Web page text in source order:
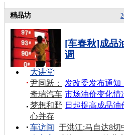
精品坊
[车春秋]成品
调
发改委发布通知
市场油价变化情
日起提高成品
大讲堂|
尹同跃：
奇瑞汽车
梦想和野
心并存
车访间| 于洪江:马自达8